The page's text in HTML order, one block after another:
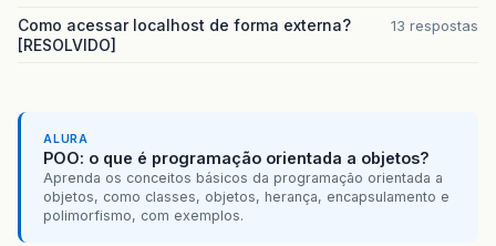
Como acessar localhost de forma externa?
[RESOLVIDO]
13 respostas
ALURA
POO: o que é programação orientada a objetos?
Aprenda os conceitos básicos da programação orientada a
objetos, como classes, objetos, herança, encapsulamento e
polimorfismo, com exemplos.